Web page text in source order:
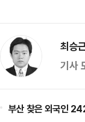
최승
기사
부산 찾은 외국인